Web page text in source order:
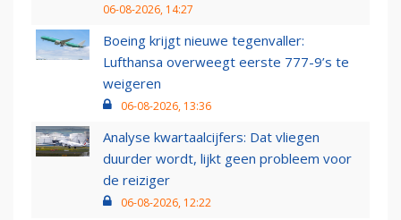
06-08-2026, 14:27
Boeing krijgt nieuwe tegenvaller:
Lufthansa overweegt eerste 777-9’s te
weigeren
06-08-2026, 13:36
Analyse kwartaalcijfers: Dat vliegen
duurder wordt, lijkt geen probleem voor
de reiziger
06-08-2026, 12:22